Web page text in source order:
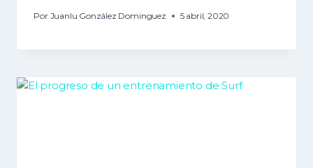
Por Juanlu González Dominguez 5 abril, 2020